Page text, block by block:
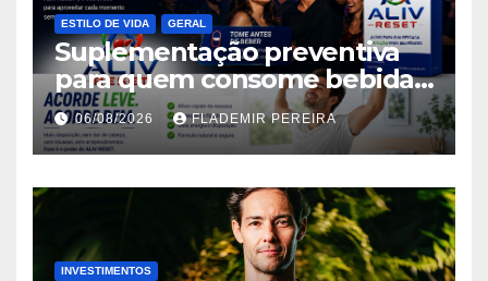
ESTILO DE VIDA GERAL
Suplementação preventiva
para quem consome bebidas
alcoólicas ganha espaço no
mercado brasileiro
06/08/2026 FLADEMIR PEREIRA
INVESTIMENTOS